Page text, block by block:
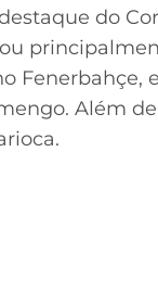
do
Fenerbahçe,
Além